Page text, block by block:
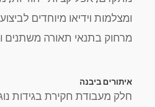
ומצלמות וידיאו מיוחדים
מרחוק בתנאי תאורה משתנים
איתורים ביבנה
חלק מעבודת חקירת בגידות